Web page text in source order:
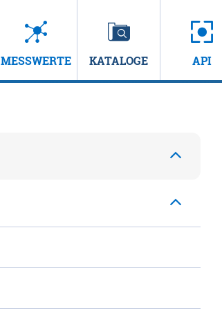
MESSWERTE KATALOGE API